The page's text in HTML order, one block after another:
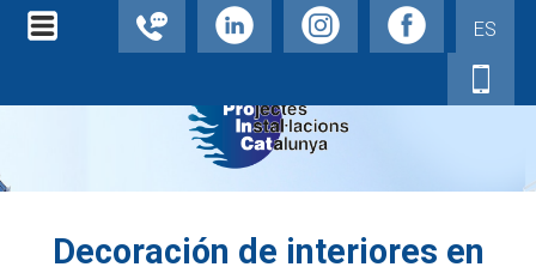
ES
Decoración de interiores en